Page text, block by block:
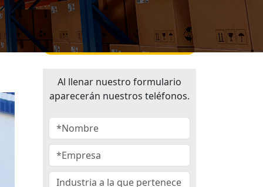
Fabricamos Todo Tipo de Racks
Industriales
Al llenar nuestro formulario
aparecerán nuestros teléfonos.